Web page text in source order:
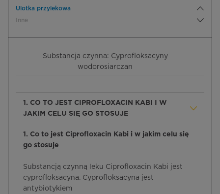
Ulotka przylekowa
Inne
Substancja czynna: Cyprofloksacyny
wodorosiarczan
1. CO TO JEST CIPROFLOXACIN KABI I W
JAKIM CELU SIĘ GO STOSUJE
1. Co to jest Ciprofloxacin Kabi i w jakim celu się
go stosuje
Substancją czynną leku Ciprofloxacin Kabi jest
cyprofloksacyna. Cyprofloksacyna jest
antybiotykiem